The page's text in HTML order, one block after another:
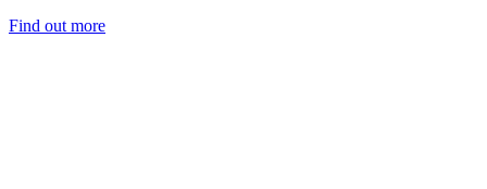
Find out more